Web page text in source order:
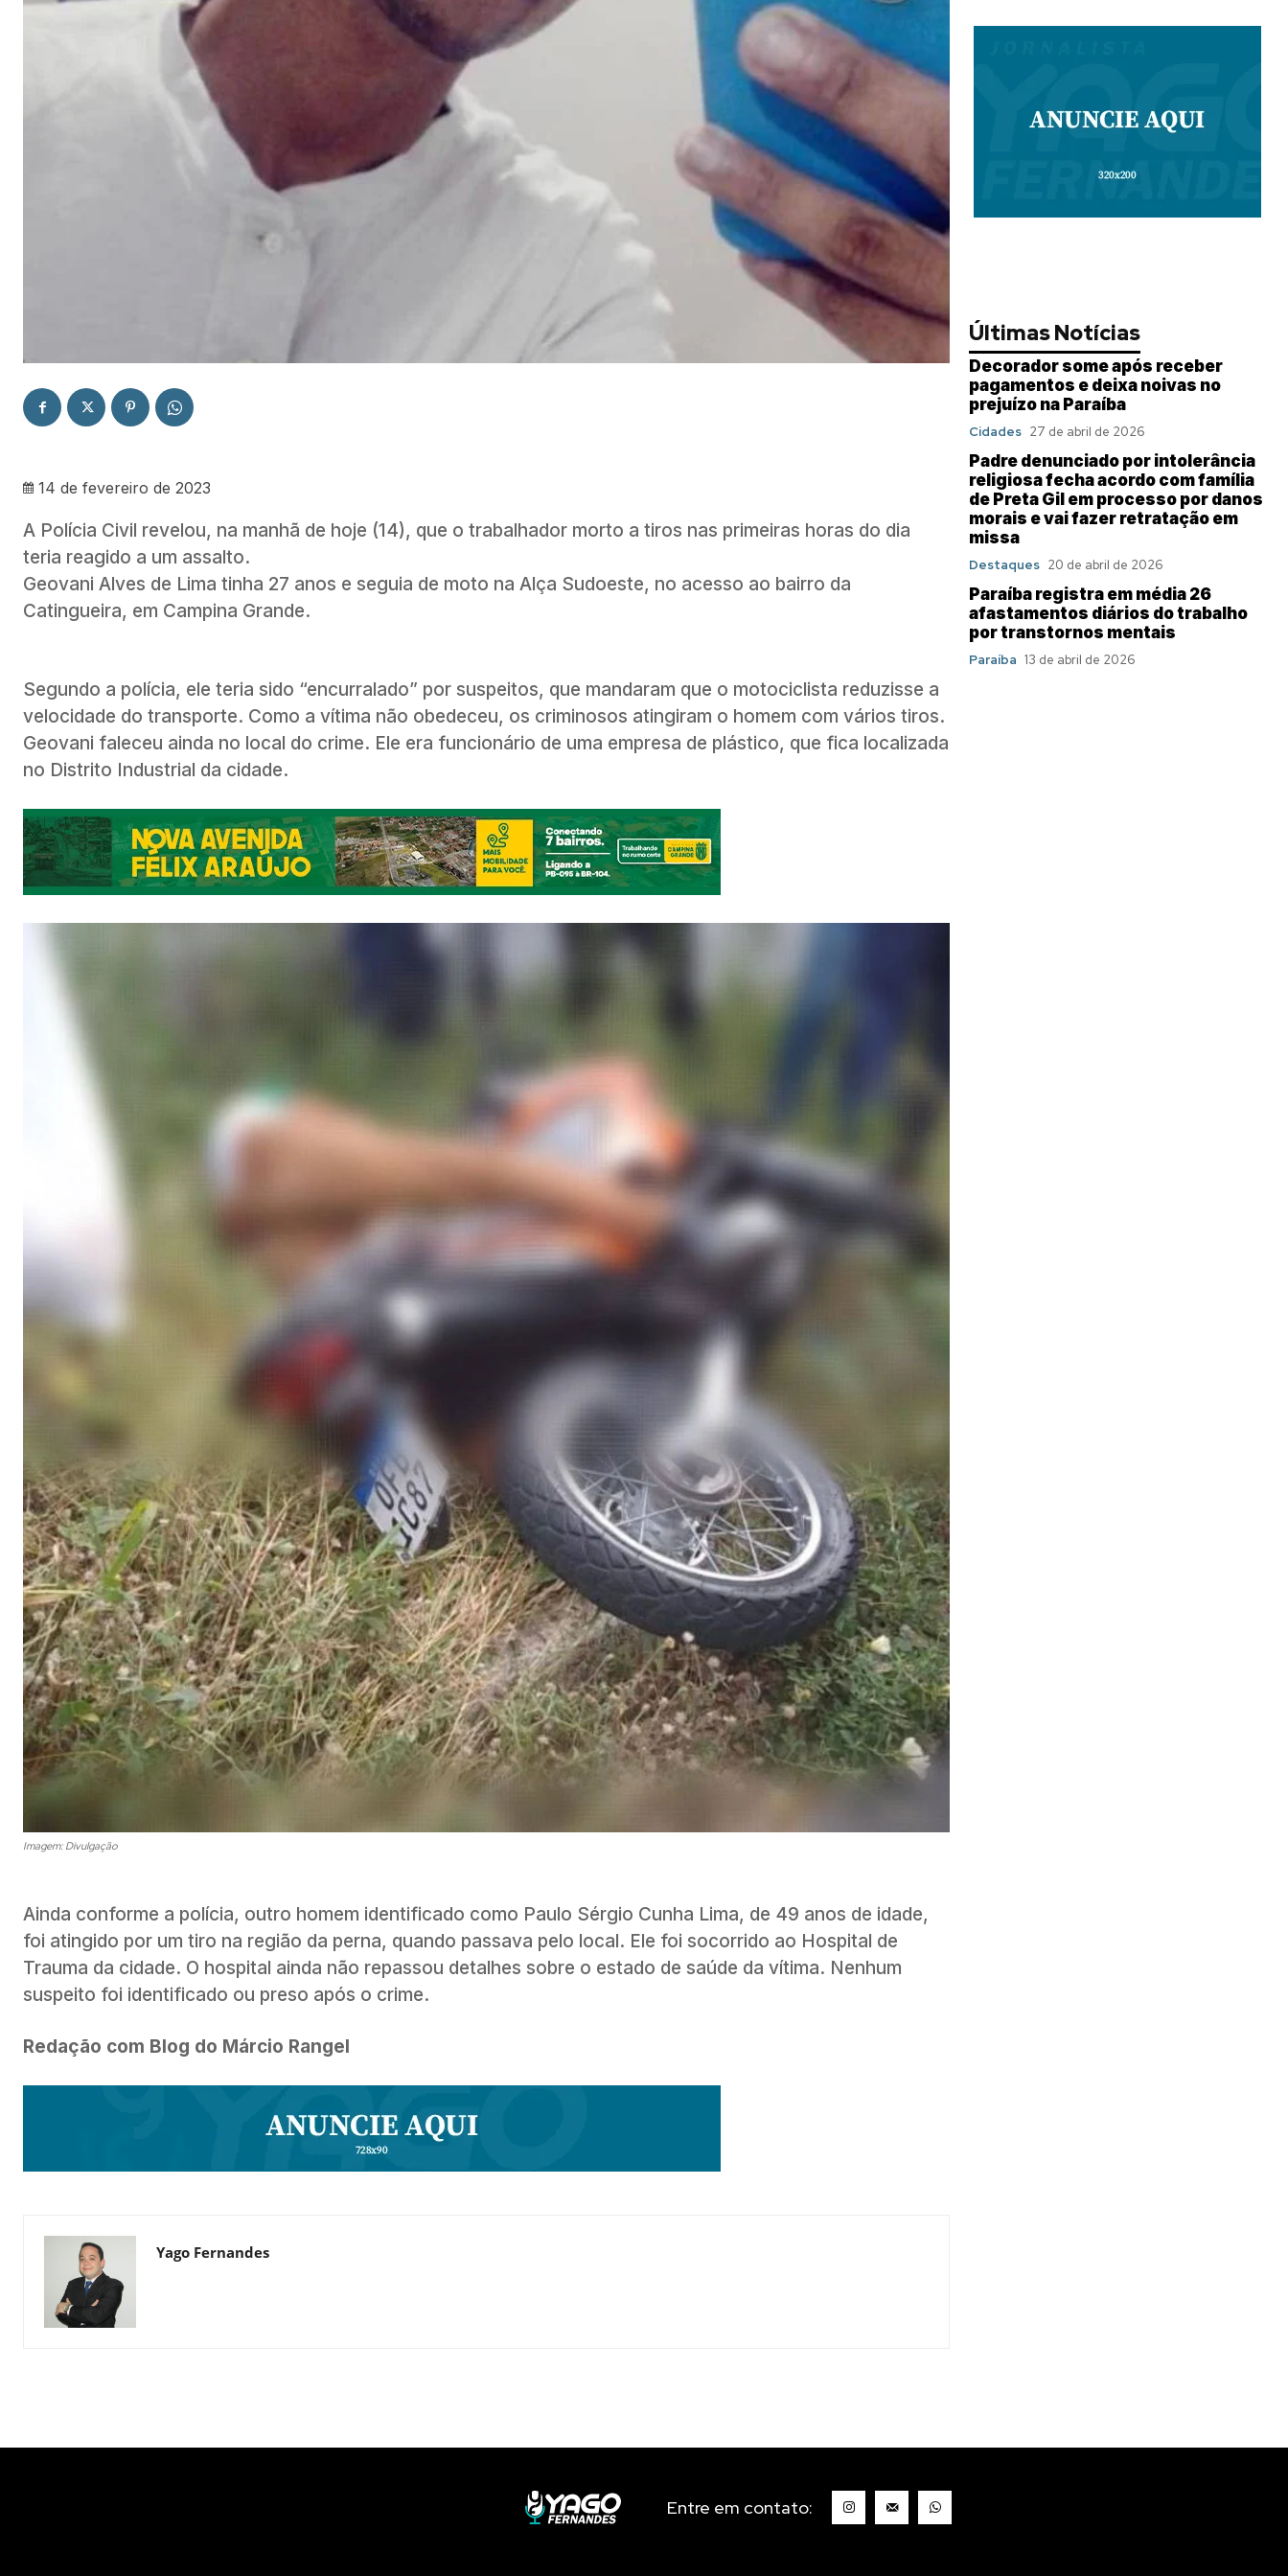
14 de fevereiro de 2023
A Polícia Civil revelou, na manhã de hoje (14), que o trabalhador morto a tiros nas primeiras horas do dia
teria reagido a um assalto.
Geovani Alves de Lima tinha 27 anos e seguia de moto na Alça Sudoeste, no acesso ao bairro da
Catingueira, em Campina Grande.
Segundo a polícia, ele teria sido “encurralado” por suspeitos, que mandaram que o motociclista reduzisse a
velocidade do transporte. Como a vítima não obedeceu, os criminosos atingiram o homem com vários tiros.
Geovani faleceu ainda no local do crime. Ele era funcionário de uma empresa de plástico, que fica localizada
no Distrito Industrial da cidade.
Imagem: Divulgação
Ainda conforme a polícia, outro homem identificado como Paulo Sérgio Cunha Lima, de 49 anos de idade,
foi atingido por um tiro na região da perna, quando passava pelo local. Ele foi socorrido ao Hospital de
Trauma da cidade. O hospital ainda não repassou detalhes sobre o estado de saúde da vítima. Nenhum
suspeito foi identificado ou preso após o crime.
Redação com Blog do Márcio Rangel
Yago Fernandes
Últimas Notícias
Decorador some após receber
pagamentos e deixa noivas no
prejuízo na Paraíba
Cidades 27 de abril de 2026
Padre denunciado por intolerância
religiosa fecha acordo com família
de Preta Gil em processo por danos
morais e vai fazer retratação em
missa
Destaques 20 de abril de 2026
Paraíba registra em média 26
afastamentos diários do trabalho
por transtornos mentais
Paraíba 13 de abril de 2026
Entre em contato: